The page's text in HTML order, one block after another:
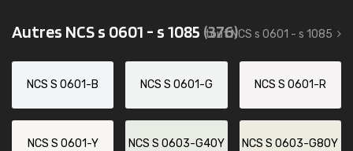
Autres NCS s 0601 - s 1085 (376)
tout NCS s 0601 - s 1085
NCS S 0601-B NCS S 0601-G NCS S 0601-R
NCS S 0601-Y NCS S 0603-G40Y NCS S 0603-G80Y